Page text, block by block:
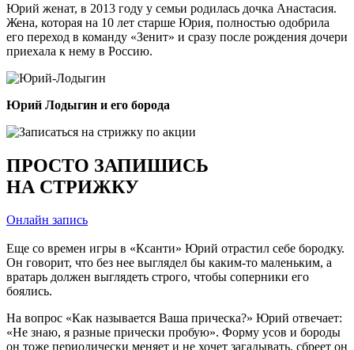
Юрий женат, в 2013 году у семьи родилась дочка Анастасия.
Жена, которая на 10 лет старше Юрия, полностью одобрила
его переход в команду «Зенит» и сразу после рождения дочери
приехала к нему в Россию.
Юрий Лодыгин и его борода
ПРОСТО ЗАПИШИСЬ
НА СТРИЖКУ
Онлайн запись
Еще со времен игры в «Ксанти» Юрий отрастил себе бородку.
Он говорит, что без нее выглядел бы каким-то маленьким, а
вратарь должен выглядеть строго, чтобы соперники его
боялись.
На вопрос «Как называется Ваша прическа?» Юрий отвечает:
«Не знаю, я разные прически пробую». Форму усов и бороды
он тоже периодически меняет и не хочет загадывать, сбреет он